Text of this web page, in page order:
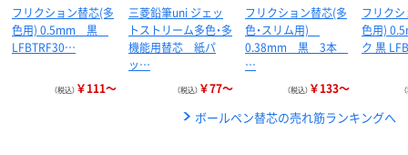
フリクション替芯(多
色用) 0.5mm 黒
LFBTRF30…
（税込） ￥111～
三菱鉛筆uni ジェッ
トストリーム多色・多
機能用替芯 紙パ
ッ…
（税込） ￥77～
フリクション替芯(多
色・スリム用)
0.38mm 黒 3本
…
（税込） ￥133～
フリク
色用)
ク 黒
ボールペン替芯の売れ筋ランキングへ